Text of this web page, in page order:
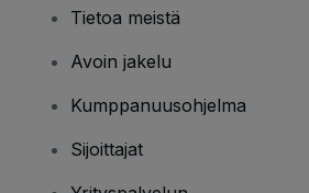
Tietoa meistä
Avoin jakelu
Kumppanuusohjelma
Sijoittajat